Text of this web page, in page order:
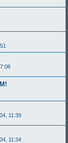
11:39
11:34